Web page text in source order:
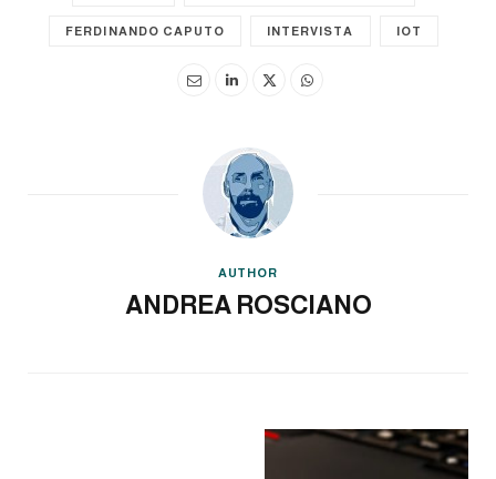
FERDINANDO CAPUTO INTERVISTA IOT
AUTHOR
ANDREA ROSCIANO